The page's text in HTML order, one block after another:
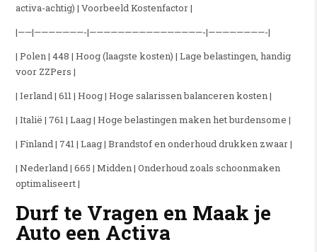
activa-achtig) | Voorbeeld Kostenfactor |
|——|———————-|————————————————-|————————-|
| Polen | 448 | Hoog (laagste kosten) | Lage belastingen, handig
voor ZZPers |
| Ierland | 611 | Hoog | Hoge salarissen balanceren kosten |
| Italië | 761 | Laag | Hoge belastingen maken het burdensome |
| Finland | 741 | Laag | Brandstof en onderhoud drukken zwaar |
| Nederland | 665 | Midden | Onderhoud zoals schoonmaken
optimaliseert |
Durf te Vragen en Maak je
Auto een Activa